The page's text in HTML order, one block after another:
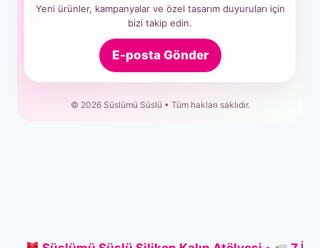
Yeni ürünler, kampanyalar ve özel tasarım duyuruları için
bizi takip edin.
E-posta Gönder
© 2026 Süslümü Süslü • Tüm hakları saklıdır.